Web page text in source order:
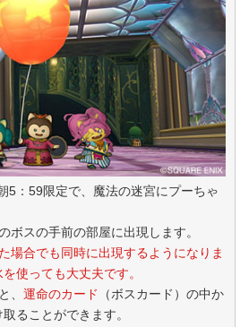
5：59限定で、魔法の迷宮にプーちゃ
ボスの手前の部屋に出現します。
場合でも同時に出現するようになりま
使っても大丈夫です。
、 運命のカード
（ボスカード）の中か
ることができます。